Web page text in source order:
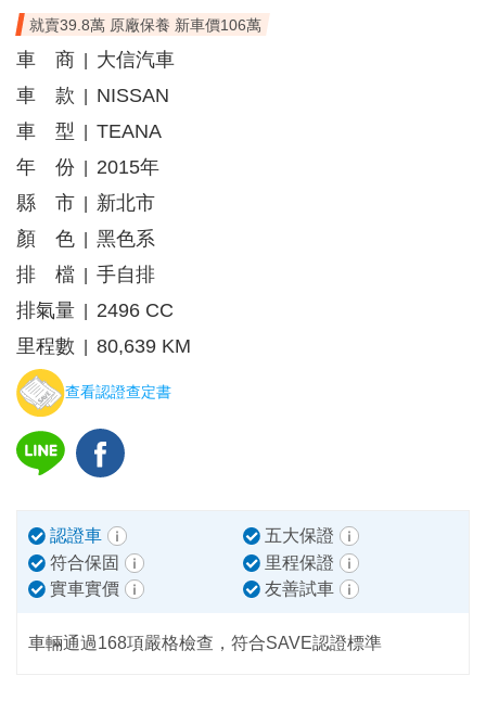
就賣39.8萬 原廠保養 新車價106萬
車 商
大信汽車
車 款
NISSAN
車 型
TEANA
年 份
2015年
縣 市
新北市
顏 色
黑色系
排 檔
手自排
排氣量
2496 CC
里程數
80,639 KM
查看認證查定書
認證車
五大保證
符合保固
里程保證
實車實價
友善試車
車輛通過168項嚴格檢查，符合SAVE認證標準